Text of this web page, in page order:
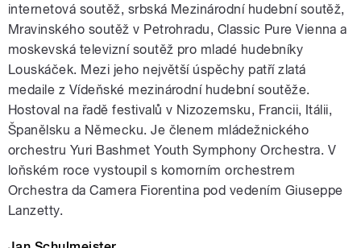
internetová soutěž, srbská Mezinárodní hudební soutěž,
Mravinského soutěž v Petrohradu, Classic Pure Vienna a
moskevská televizní soutěž pro mladé hudebníky
Louskáček. Mezi jeho největší úspěchy patří zlatá
medaile z Vídeňské mezinárodní hudební soutěže.
Hostoval na řadě festivalů v Nizozemsku, Francii, Itálii,
Španělsku a Německu. Je členem mládežnického
orchestru Yuri Bashmet Youth Symphony Orchestra. V
loňském roce vystoupil s komorním orchestrem
Orchestra da Camera Fiorentina pod vedením Giuseppe
Lanzetty.